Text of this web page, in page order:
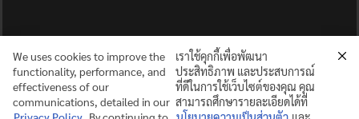
We uses cookies to improve the
functionality, performance, and
effectiveness of our
communications, detailed in our
เราใช้คุกกี้เพื่อพัฒนา
ประสิทธิภาพ และประสบการณ์
ที่ดีในการใช้เว็บไซต์ของคุณ คุณ
สามารถศึกษารายละเอียดได้ที่